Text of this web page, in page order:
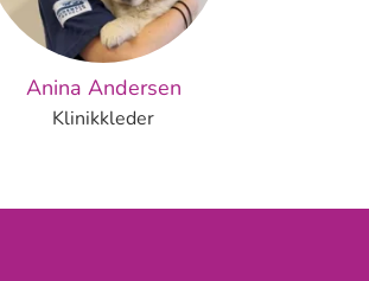
Anina Andersen
Klinikkleder